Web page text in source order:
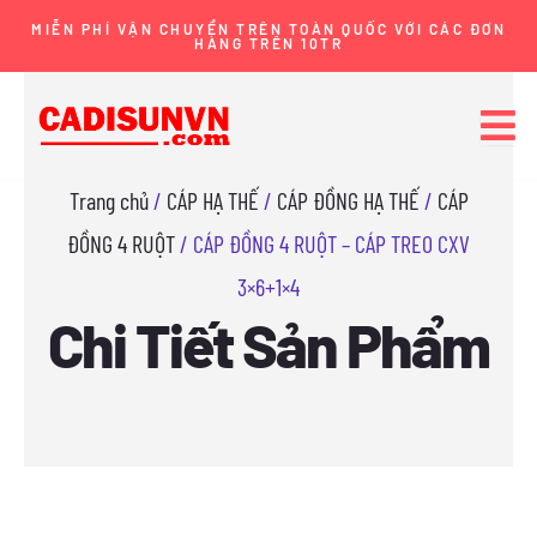
Nhảy
MIỄN PHÍ VẬN CHUYỂN TRÊN TOÀN QUỐC VỚI CÁC ĐƠN
HÀNG TRÊN 10TR
Trang chủ/ CÁP HẠ THẾ / CÁP ĐỒNG HẠ THẾ / CÁP
ĐỒNG 4 RUỘT / CÁP ĐỒNG 4 RUỘT – CÁP TREO CXV
3×6+1×4
Chi Tiết Sản Phẩm